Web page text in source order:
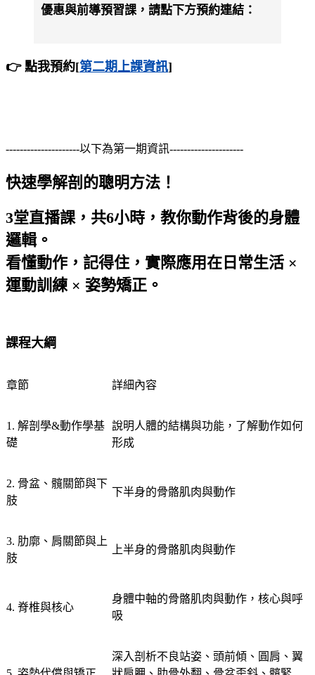
優惠與前導預習課，請點下方預約連結：
👉 點我預約[第二期上課資訊]
---------------------以下為第一期資訊---------------------
快速學解剖的聰明方法！
3堂直播課，共6小時，教你動作背後的身體
邏輯。
看懂動作，記得住，實際應用在日常生活 ×
運動訓練 × 姿勢矯正。
課程大綱
章節 詳細內容
1. 解剖學&動作學基
礎
說明人體的結構與功能，了解動作如何
形成
2. 骨盆、髖關節與下
肢
下半身的骨骼肌肉與動作
3. 肋廓、肩關節與上
肢
上半身的骨骼肌肉與動作
4. 脊椎與核心
身體中軸的骨骼肌肉與動作，核心與呼
吸
深入剖析不良站姿、頭前傾、圓肩、翼